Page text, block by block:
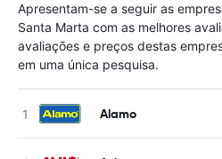
Apresentam-se a seguir as
Santa Marta com as melhores
avaliações e preços destas
em uma única pesquisa.
Alamo